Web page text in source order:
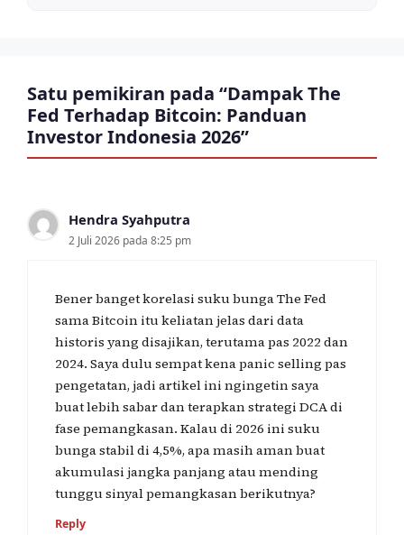
Satu pemikiran pada “Dampak The
Fed Terhadap Bitcoin: Panduan
Investor Indonesia 2026”
Hendra Syahputra
2 Juli 2026 pada 8:25 pm
Bener banget korelasi suku bunga The Fed
sama Bitcoin itu keliatan jelas dari data
historis yang disajikan, terutama pas 2022 dan
2024. Saya dulu sempat kena panic selling pas
pengetatan, jadi artikel ini ngingetin saya
buat lebih sabar dan terapkan strategi DCA di
fase pemangkasan. Kalau di 2026 ini suku
bunga stabil di 4,5%, apa masih aman buat
akumulasi jangka panjang atau mending
tunggu sinyal pemangkasan berikutnya?
Reply